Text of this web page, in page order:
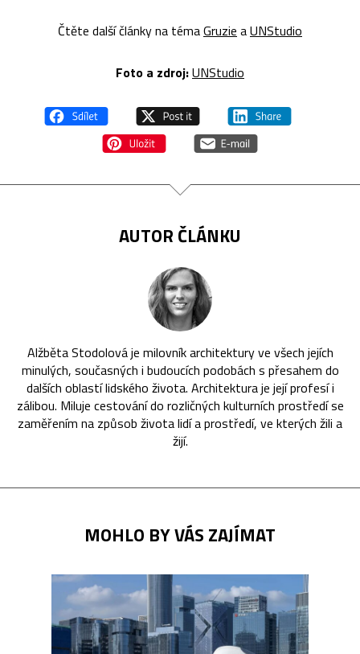
Čtěte další články na témaGruzie aUNStudio
Foto a zdroj:UNStudio
AUTOR ČLÁNKU
Alžběta Stodolová je milovník architektury ve všech jejích
minulých, současných i budoucích podobách s přesahem do
dalších oblastí lidského života. Architektura je její profesí i
zálibou. Miluje cestování do rozličných kulturních prostředí se
zaměřením na způsob života lidí a prostředí, ve kterých žili a
žijí.
MOHLO BY VÁS ZAJÍMAT